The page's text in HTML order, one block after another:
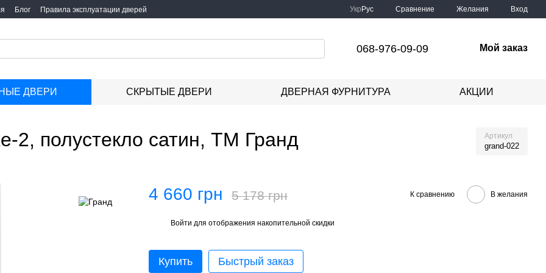
Блог Правила эксплуатации дверей Укр Рус Сравнение Желания Вход
068-976-09-09 Мой заказ
ДВЕРИ СКРЫТЫЕ ДВЕРИ ДВЕРНАЯ ФУРНИТУРА АКЦИИ
2, полустекло сатин, ТМ Гранд Артикул
grand-022
4 660 грн 5 178 грн К сравнению В желания
Войти для отображения накопительной скидки
Купить Быстрый заказ